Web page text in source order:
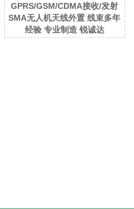
GPRS/GSM/CDMA接收/发射
SMA无人机天线外置 线束多年
经验 专业制造 锐诚达